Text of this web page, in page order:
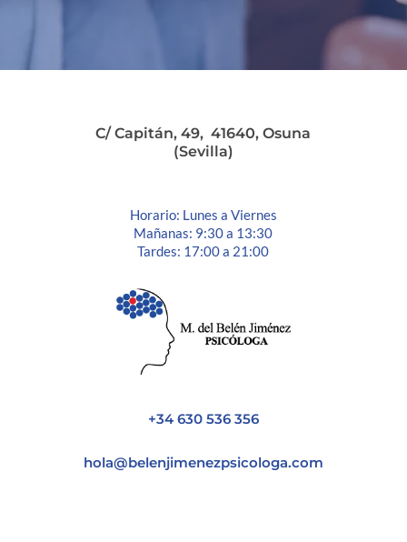
C/ Capitán, 49, 41640, Osuna
(Sevilla)
Horario: Lunes a Viernes
Mañanas: 9:30 a 13:30
Tardes: 17:00 a 21:00
+34 630 536 356
hola@belenjimenezpsicologa.com